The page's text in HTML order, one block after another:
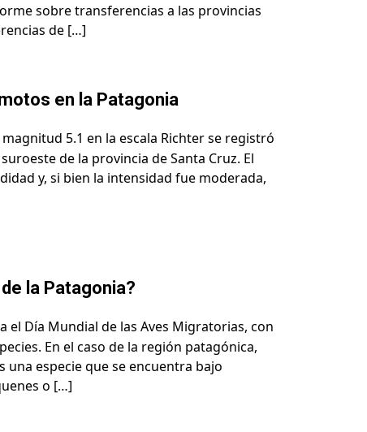
sobre transferencias a las provincias
de […]
en la Patagonia
5.1 en la escala Richter se registró
de la provincia de Santa Cruz. El
y, si bien la intensidad fue moderada,
la Patagonia?
el Día Mundial de las Aves Migratorias, con
En el caso de la región patagónica,
una especie que se encuentra bajo
o […]